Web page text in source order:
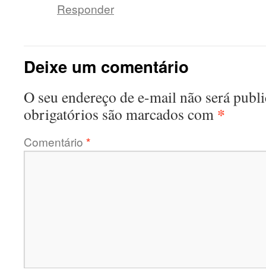
Responder
Deixe um comentário
O seu endereço de e-mail não será
obrigatórios são marcados com *
Comentário *